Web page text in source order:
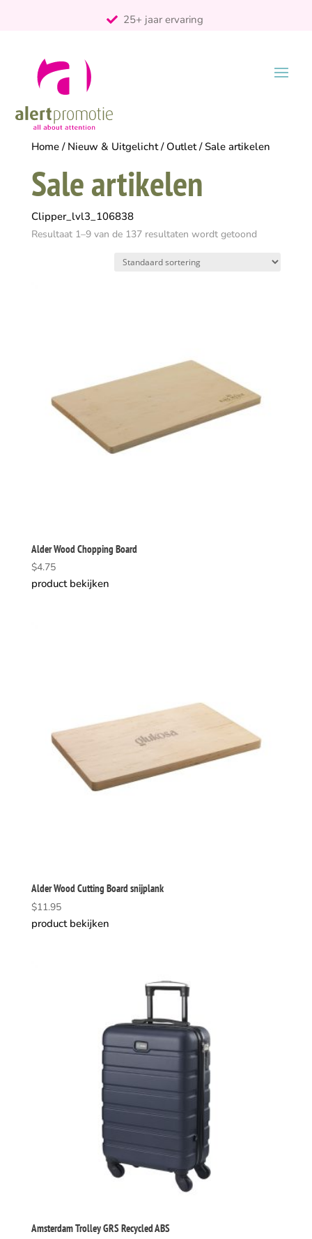
25+ jaar ervaring
Home/ Nieuw & Uitgelicht/ Outlet/ Sale artikelen
Sale artikelen
Clipper_lvl3_106838
Resultaat 1–9 van de 137 resultaten wordt getoond
Alder Wood Chopping Board
$4.75
product bekijken
Alder Wood Cutting Board snijplank
$11.95
product bekijken
Amsterdam Trolley GRS Recycled ABS